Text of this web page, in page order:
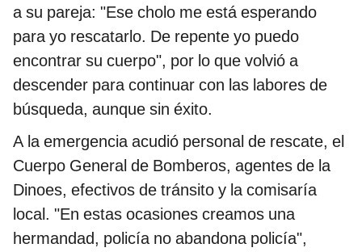
a su pareja: "Ese cholo me está esperando
para yo rescatarlo. De repente yo puedo
encontrar su cuerpo", por lo que volvió a
descender para continuar con las labores de
búsqueda, aunque sin éxito.
A la emergencia acudió personal de rescate, el
Cuerpo General de Bomberos, agentes de la
Dinoes, efectivos de tránsito y la comisaría
local. "En estas ocasiones creamos una
hermandad, policía no abandona policía",